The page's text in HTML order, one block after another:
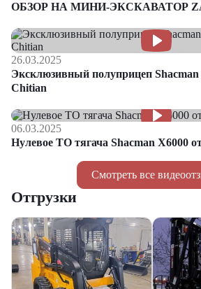
Смотреть все
ОБЗОР НА МИНИ-ЭКСКАВАТОР
26.03.2025
Эксклюзивный полуприцеп Shacman
Chitian
06.03.2025
Нулевое ТО тягача Shacman Х6000
Отгрузки